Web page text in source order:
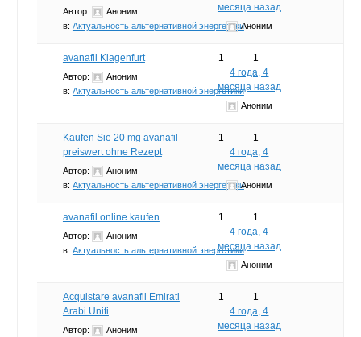
Автор:
Аноним
в: Актуальность альтернативной энергетики
месяца назад
Аноним
avanafil Klagenfurt
Автор:
Аноним
в: Актуальность альтернативной энергетики
1
1
4 года, 4
месяца назад
Аноним
Kaufen Sie 20 mg avanafil
preiswert ohne Rezept
Автор:
Аноним
в: Актуальность альтернативной энергетики
1
1
4 года, 4
месяца назад
Аноним
avanafil online kaufen
Автор:
Аноним
в: Актуальность альтернативной энергетики
1
1
4 года, 4
месяца назад
Аноним
Acquistare avanafil Emirati
Arabi Uniti
Автор:
Аноним
1
1
4 года, 4
месяца назад